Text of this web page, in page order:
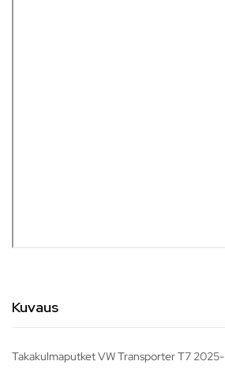
Kuvaus
Takakulmaputket VW Transporter T7 2025-